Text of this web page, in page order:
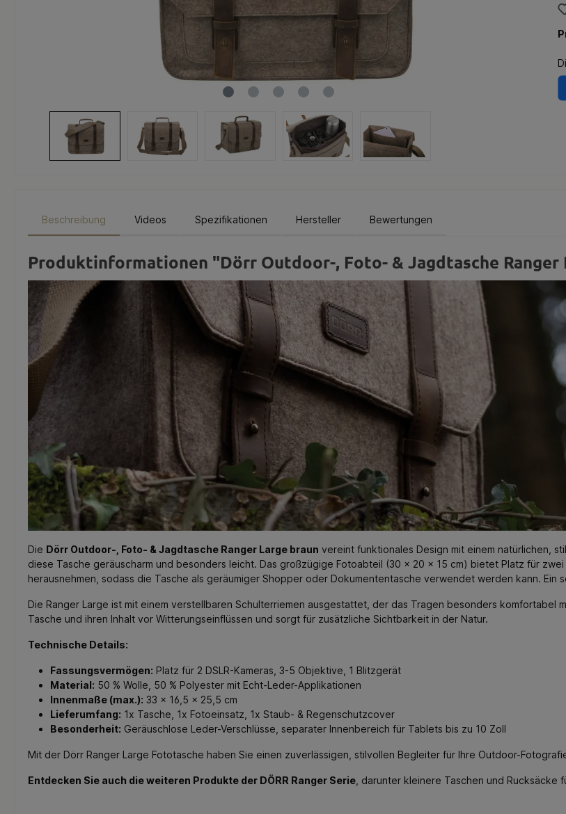
Beschreibung Videos Spezifikationen Hersteller Bewertungen
Produktinformationen "Dörr Outdoor-, Foto- & Jagdtasche Ranger
Die Dörr Outdoor-, Foto- & Jagdtasche Ranger Large braun vereint funktionales Design mit einem natürlichen,
diese Tasche geräuscharm und besonders leicht. Das großzügige Fotoabteil (30 x 20 x 15 cm) bietet Platz für
herausnehmen, sodass die Tasche als geräumiger Shopper oder Dokumententasche verwendet werden kann.
Die Ranger Large ist mit einem verstellbaren Schulterriemen ausgestattet, der das Tragen besonders komfortabel
Tasche und ihren Inhalt vor Witterungseinflüssen und sorgt für zusätzliche Sichtbarkeit in der Natur.
Technische Details:
Fassungsvermögen: Platz für 2 DSLR-Kameras, 3-5 Objektive, 1 Blitzgerät
Material: 50 % Wolle, 50 % Polyester mit Echt-Leder-Applikationen
Innenmaße (max.): 33 x 16,5 x 25,5 cm
Lieferumfang: 1x Tasche, 1x Fotoeinsatz, 1x Staub- & Regenschutzcover
Besonderheit: Geräuschlose Leder-Verschlüsse, separater Innenbereich für Tablets bis zu 10 Zoll
Mit der Dörr Ranger Large Fototasche haben Sie einen zuverlässigen, stilvollen Begleiter für Ihre Outdoor-
Entdecken Sie auch die weiteren Produkte der DÖRR Ranger Serie, darunter kleinere Taschen und Rucksäcke